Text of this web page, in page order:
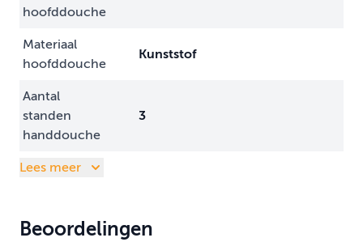
hoofddouche
Materiaal
hoofddouche
Kunststof
Aantal
standen
handdouche
3
Lees meer
Beoordelingen